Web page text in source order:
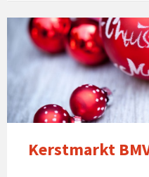
Kerstmarkt